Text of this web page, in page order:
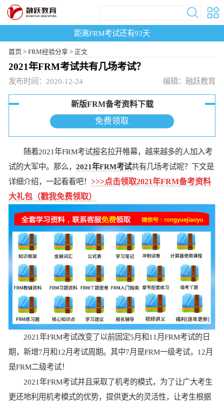
距离FRM考试还有93天
首页> FRM经验分享 > 正文
2021年FRM考试共有几场考试？
发布时间：2020-12-24 编辑：融跃教育
新版FRM备考资料下载
免费领取
随着2021年FRM考试报名拉开帷幕，越来越多的人加入考
试的大军中。那么， 2021年FRM考试共有几场考试呢？下文是
详细介绍，一起看看吧！ >>>点击领取2021年FRM备考资料
大礼包（戳我免费领取）
2021年FRM考试改变了以前固定5月和11月FRM考试的日
期，新增7月和12月考试周期。其中7月是FRM一级考试，12月
是FRM二级考试！
2021年FRM考试并且采取了机考的模式，为了让广大考生
更还地利用机考模式的优势，提供更大的灵活性，让考生根据